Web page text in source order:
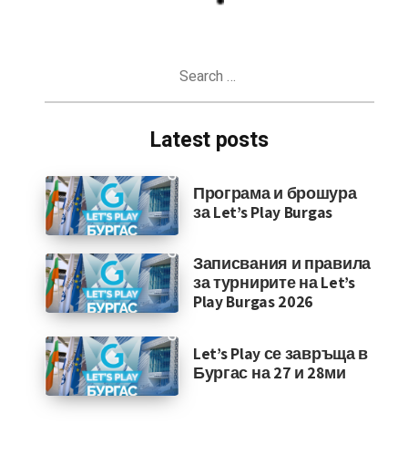
Latest posts
Програма и брошура
за Let’s Play Burgas
Записвания и правила
за турнирите на Let’s
Play Burgas 2026
Let’s Play се завръща в
Бургас на 27 и 28ми